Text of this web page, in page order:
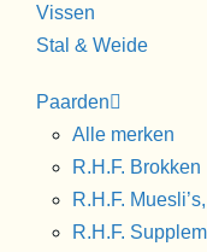
Vissen
Stal & Weide
Paarden
Alle merken
R.H.F. Brokken
R.H.F.
R.H.F.